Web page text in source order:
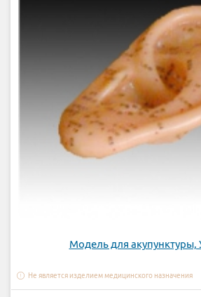
Модель для акупунктуры,
Не является изделием медицинского назначения